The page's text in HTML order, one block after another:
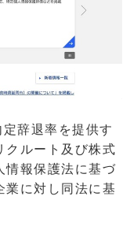
辞退率を提供す
クルート及び株式
情報保護法に基づ
業に対し同法に基